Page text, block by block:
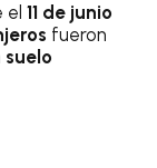
el11 de junio
fueron
suelo